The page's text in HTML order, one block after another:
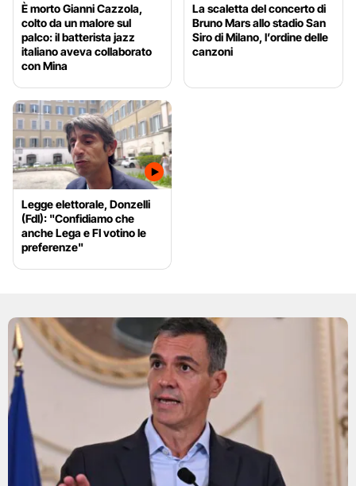
È morto Gianni Cazzola,
colto da un malore sul
palco: il batterista jazz
italiano aveva collaborato
con Mina
La scaletta del concerto di
Bruno Mars allo stadio San
Siro di Milano, l’ordine delle
canzoni
Legge elettorale, Donzelli
(FdI): "Confidiamo che
anche Lega e FI votino le
preferenze"